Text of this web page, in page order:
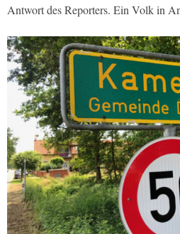
Antwort des Reporters. Ein Volk in